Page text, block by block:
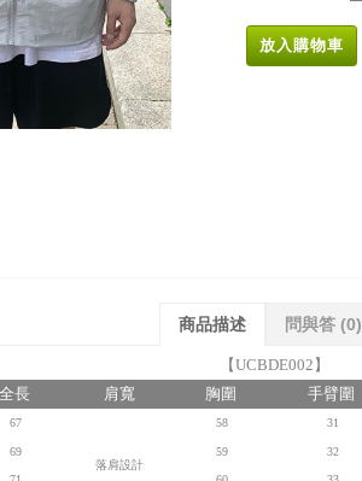
放入購物車
商品描述 問與答 (0)